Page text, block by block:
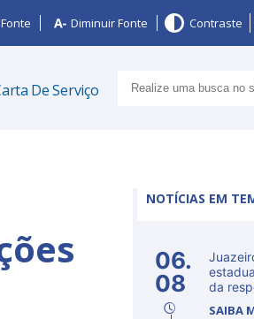
Diminuir Fonte Contraste
De Serviço
NOTÍCIAS EM
06.
08
da
SAIBA